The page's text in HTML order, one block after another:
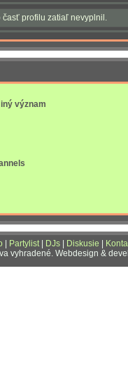
časť profilu zatiaľ nevyplnil.
význam
Partylist| DJs Diskusie
vyhradené. Webdesign &